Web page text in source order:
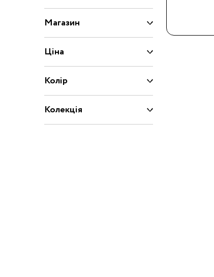
Пінетки
Чоботи
Взуття за розміром
16
Магазин
Ціна
Колір
Колекція